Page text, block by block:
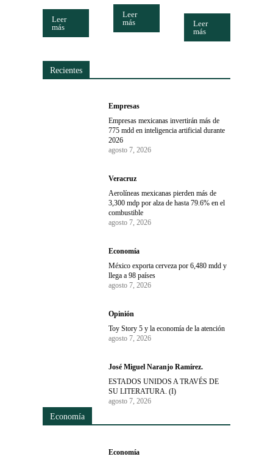
Leer
más
Leer
más
Leer
más
Recientes
Empresas
Empresas mexicanas invertirán más de
775 mdd en inteligencia artificial durante
2026
agosto 7, 2026
Veracruz
Aerolíneas mexicanas pierden más de
3,300 mdp por alza de hasta 79.6% en el
combustible
agosto 7, 2026
Economía
México exporta cerveza por 6,480 mdd y
llega a 98 países
agosto 7, 2026
Opinión
Toy Story 5 y la economía de la atención
agosto 7, 2026
José Miguel Naranjo Ramírez.
ESTADOS UNIDOS A TRAVÉS DE
SU LITERATURA. (I)
agosto 7, 2026
Economía
Economía